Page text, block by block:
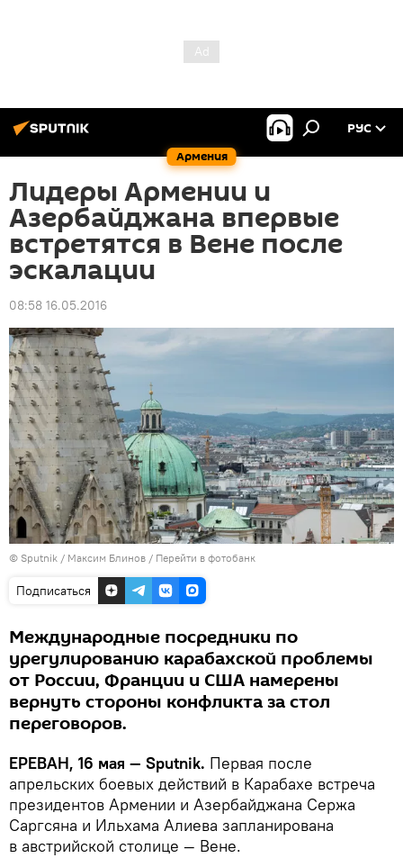
Армения
РУС
Лидеры Армении и
Азербайджана впервые
встретятся в Вене после
эскалации
08:58 16.05.2016
© Sputnik / Максим Блинов / Перейти в фотобанк
Подписаться
Международные посредники по
урегулированию карабахской проблемы
от России, Франции и США намерены
вернуть стороны конфликта за стол
переговоров.
ЕРЕВАН, 16 мая — Sputnik. Первая после
апрельских боевых действий в Карабахе встреча
президентов Армении и Азербайджана Сержа
Саргсяна и Ильхама Алиева запланирована
в австрийской столице — Вене.